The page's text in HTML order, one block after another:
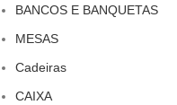
BANCOS E BANQUETAS
MESAS
Cadeiras
CAIXA